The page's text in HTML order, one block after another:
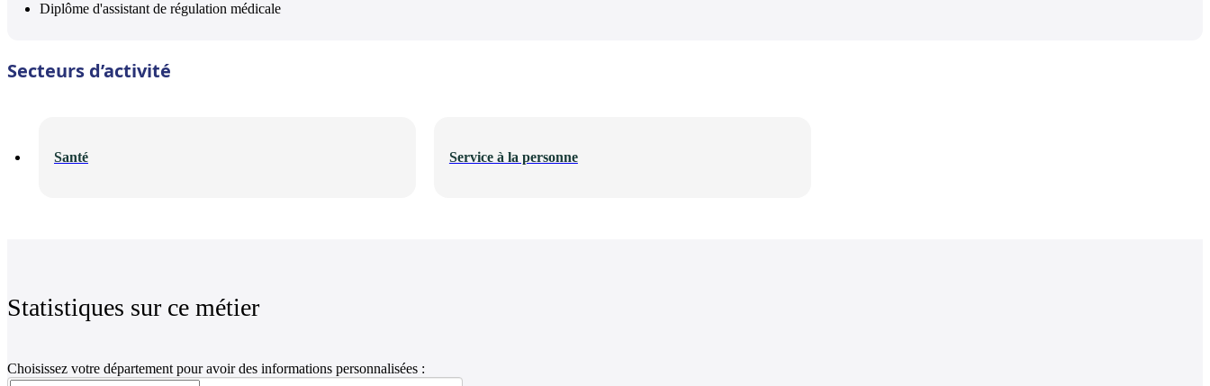
Diplôme d'assistant de régulation médicale
Secteurs d’activité
Santé Service à la personne
Statistiques sur ce métier
Choisissez votre département pour avoir des informations personnalisées :